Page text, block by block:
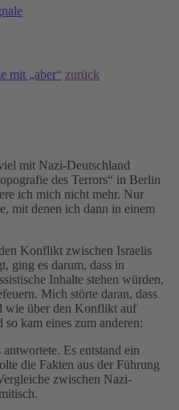
mit „aber“ zurück
mit Nazi-Deutschland
des Terrors“ in Berlin
ich mich nicht mehr. Nur
mit denen ich dann in einem
Konflikt zwischen Israelis
ging es darum, dass in
Inhalte stehen würden,
Mich störte daran, dass
wie über den Konflikt auf
kam eines zum anderen:
Es entstand ein
die Fakten aus der Führung
zwischen Nazi-